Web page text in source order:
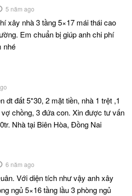
5 năm ago
xây nhà 3 tầng 5×17 mái thái cao
Em chuẩn bị giúp anh chi phí
nhé
dt đất 5*30, 2 mặt tiền, nhà 1 trệt ,1
chồng, 3 đứa con. Xin được tư vấn
Nhà tại Biên Hòa, Đồng Nai
6 năm ago
Với diện tích như vậy anh xây
ngủ 5×16 tầng lầu 3 phòng ngủ